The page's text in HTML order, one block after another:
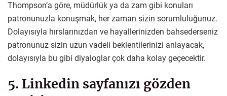
Thompson’a göre, müdürlük ya da zam gibi konuları
patronunuzla konuşmak, her zaman sizin sorumluluğunuz.
Dolayısıyla hırslarınızdan ve hayallerinizden bahsederseniz
patronunuz sizin uzun vadeli beklentilerinizi anlayacak,
dolayısıyla bu gibi diyaloglar çok daha kolay geçecektir.
5. Linkedin sayfanızı gözden